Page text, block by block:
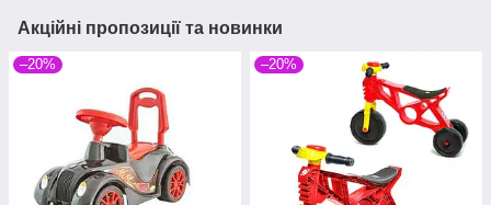
Акційні пропозиції та новинки
–20% –20%